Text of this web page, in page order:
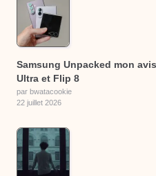
Samsung Unpacked mon
Ultra et Flip 8
par bwatacookie
22 juillet 2026